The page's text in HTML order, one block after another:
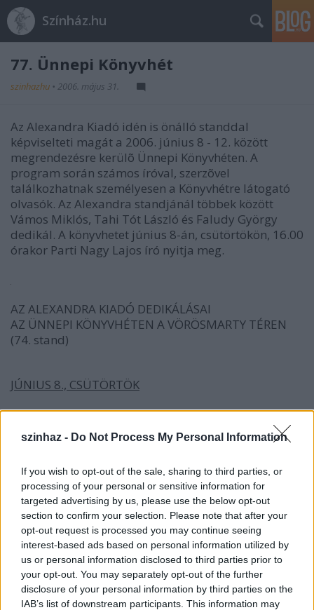
szinhaz - Do Not Process My Personal Information
If you wish to opt-out of the sale, sharing to third parties, or
processing of your personal or sensitive information for
targeted advertising by us, please use the below opt-out
section to confirm your selection. Please note that after your
opt-out request is processed you may continue seeing
interest-based ads based on personal information utilized by
us or personal information disclosed to third parties prior to
your opt-out. You may separately opt-out of the further
disclosure of your personal information by third parties on the
IAB’s list of downstream participants. This information may
Színház.hu
77. Ünnepi Könyvhét
szinhazhu • 2006. május 31.
Az Alexandra Kiadó idén is önálló standdal
képviselteti magát a 2006. június 8 - 12. között
megrendezésre kerülõ Ünnepi Könyvhéten. A
program során számos íróval, szerzõvel
találkozhatnak személyesen a Könyvhétre látogató
olvasók. Az Alexandra standjánál többek között
Vámos Miklós, Tahi Tót László és Faludy György
dedikál. A könyvhetet június 8-án, csütörtökön, 16.00
órakor Parti Nagy Lajos író nyitja meg.
AZ ALEXANDRA KIADÓ DEDIKÁLÁSAI
AZ ÜNNEPI KÖNYVHÉTEN A VÖRÖSMARTY TÉREN
(74. stand)
JÚNIUS 8., CSÜTÖRTÖK
17.00Oravecz Imrededikálja Egy hegy megy c. új
kötetét
18.00Lantos Ferencdedikálja új albumát
JÚNIUS 9., PÉNTEK
15.00Lux Ágnesdedikálja Arcok, karcok, harcok
avagy magyarnak lenni Európában c. kötetét
17.00Vámos Miklósdedikál
18.00 "Minden párna alá Éjszakai Állatkertet!" -
Fábry Sándorés az Artizánok terápiás happeningje
19.00Fábry Sándordedikálja Dizájn Center c.
kötetét